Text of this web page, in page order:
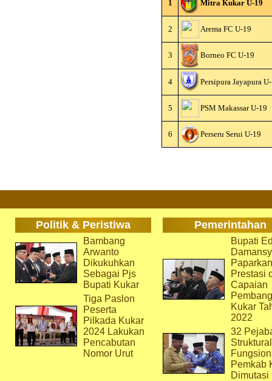
1 Mitra Kukar U-19
2 Arema FC U-19
3 Borneo FC U-19
4 Persipura Jayapura
5 PSM Makassar U-19
6 Perseru Serui U-19
Politik & Peristiwa Pemerintahan
Bambang
Arwanto
Dikukuhkan
Sebagai Pjs
Bupati Kukar
Tiga Paslon
Peserta
Pilkada Kukar
2024 Lakukan
Pencabutan
Nomor Urut
Bupati
Paparkan
Prestasi
Capaian
Kukar
2022
32
Pemkab
Dimutasi